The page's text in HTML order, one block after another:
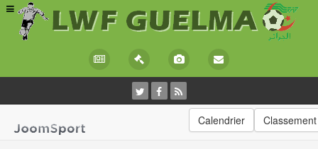
Calendrier Classement